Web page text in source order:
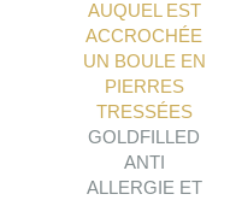
AUQUEL EST
ACCROCHÉE
UN BOULE EN
PIERRES
TRESSÉES
GOLDFILLED
ANTI
ALLERGIE ET